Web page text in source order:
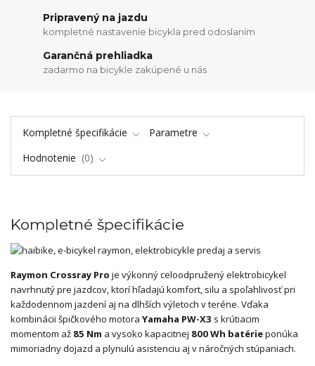
Pripravený na jazdu
kompletné nastavenie bicykla pred odoslaním
Garančná prehliadka
zadarmo na bicykle zakúpené u nás
Kompletné špecifikácie
Parametre
Hodnotenie
0
Kompletné špecifikácie
Raymon Crossray Pro je výkonný celoodpružený elektrobicykel
navrhnutý pre jazdcov, ktorí hľadajú komfort, silu a spoľahlivosť pri
každodennom jazdení aj na dlhších výletoch v teréne. Vďaka
kombinácii špičkového motora Yamaha PW-X3 s krútiacim
momentom až 85 Nm a vysoko kapacitnej 800 Wh batérieponúka
mimoriadny dojazd a plynulú asistenciu aj v náročných stúpaniach.